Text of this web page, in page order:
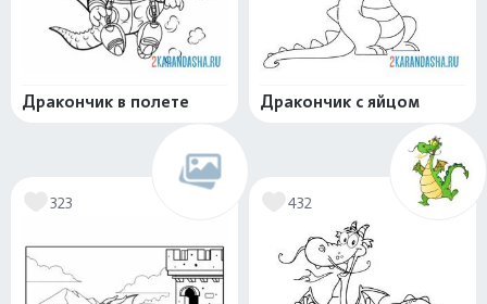
Дракончик в полете Дракончик с яйцом
323 432